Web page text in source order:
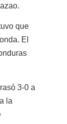
que
El
3-0 a
la